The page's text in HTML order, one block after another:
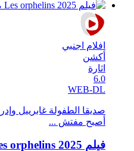
افلام اجنبي
أكشن
اثارة
6.0
WEB-DL
صديقا الطفولة غابرييل
أصبح مفتش ...
فيلم Les orphelins 2025 مترجم HD